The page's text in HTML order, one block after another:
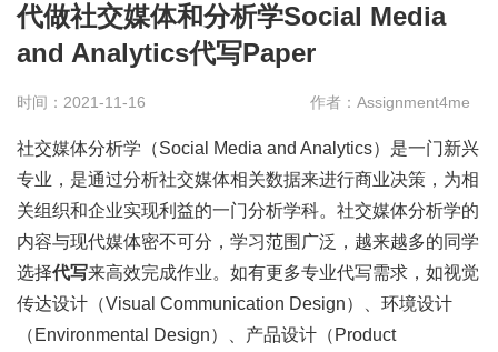
代做社交媒体和分析学Social Media
and Analytics代写Paper
时间：2021-11-16 作者：Assignment4me
社交媒体分析学（Social Media and Analytics）是一门新兴
专业，是通过分析社交媒体相关数据来进行商业决策，为相
关组织和企业实现利益的一门分析学科。社交媒体分析学的
内容与现代媒体密不可分，学习范围广泛，越来越多的同学
选择代写来高效完成作业。如有更多专业代写需求，如视觉
传达设计（Visual Communication Design）、环境设计
（Environmental Design）、产品设计（Product